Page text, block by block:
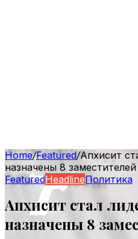
Home/Featured/Апхисит
назначены 8
FeaturedHeadlineПолитика
Апхисит стал
назначены 8